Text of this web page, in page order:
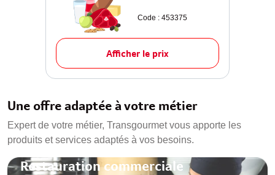
Code : 453375
Afficher le prix
Une offre adaptée à votre métier
Expert de votre métier, Transgourmet vous apporte les
produits et services adaptés à vos besoins.
Restauration commerciale